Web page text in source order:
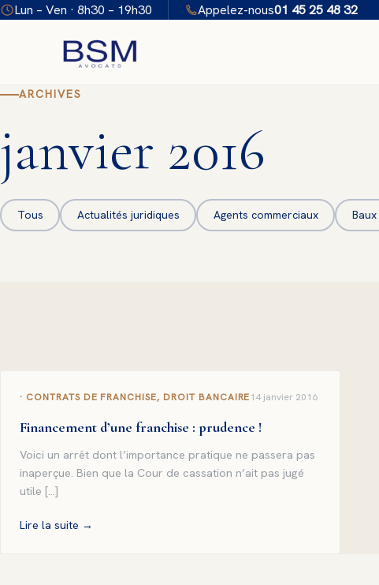
AllerLun – Ven · 8h30 – 19h30 Appelez-nous01 45 25 48 32
ARCHIVES
janvier 2016
Tous Actualités juridiques Agents commerciaux
CONTRATS DE FRANCHISE, DROIT BANCAIRE14 janvier 2016
Financement d’une franchise : prudence !
Voici un arrêt dont l’importance pratique ne passera pas
inaperçue. Bien que la Cour de cassation n’ait pas jugé
utile […]
Lire la suite →